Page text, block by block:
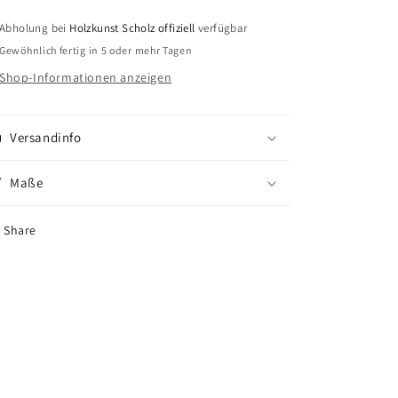
Abholung bei Holzkunst Scholz offiziell verfügbar
Gewöhnlich fertig in 5 oder mehr Tagen
Shop-Informationen anzeigen
Versandinfo
Maße
Share